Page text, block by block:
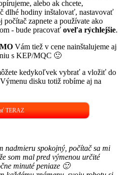
alebo ak chcete,
dlhé hodiny inštalovať, nastavovať
zapnete a používate ako
- bude pracovať oveľa rýchlejšie.
Vám tiež v cene nainštalujeme aj
s KEP/MQC 🙂
kedykoľvek vybrať a vložiť do
disku totiž robíme aj na
TERAZ
nadmieru spokojný, počítač sa mi
som mal pred výmenou určité
minuté peniaze 🙂